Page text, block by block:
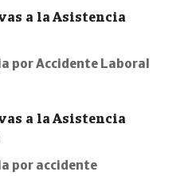
a la Asistencia
por Accidente Laboral
a la Asistencia
por accidente